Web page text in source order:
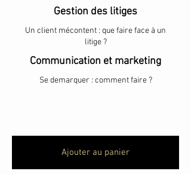
Gestion des litiges
Un client mécontent : que faire face à un
litige ?
Communication et marketing
Se demarquer : comment faire ?
Ajouter au panier